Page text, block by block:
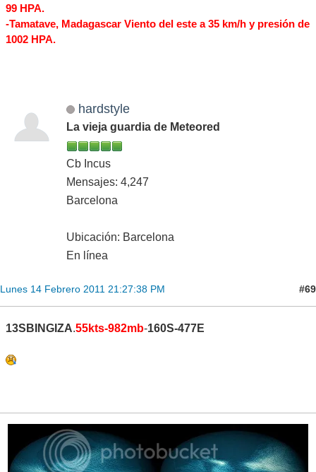
99 HPA.
-Tamatave, Madagascar Viento del este a 35 km/h y presión de
1002 HPA.
hardstyle
La vieja guardia de Meteored
Cb Incus
Mensajes: 4,247
Barcelona
Ubicación: Barcelona
En línea
Lunes 14 Febrero 2011 21:27:38 PM #69
13SBINGIZA.55kts-982mb-160S-477E